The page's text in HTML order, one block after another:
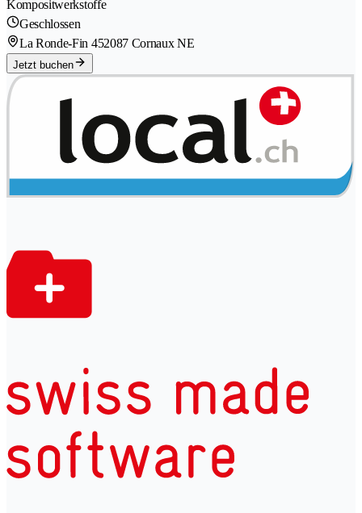
Kompositwerkstoffe
Geschlossen
La Ronde-Fin 452087 Cornaux NE
Jetzt buchen